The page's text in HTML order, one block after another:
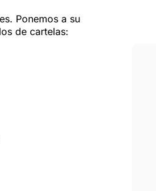
Ponemos a su
de cartelas: